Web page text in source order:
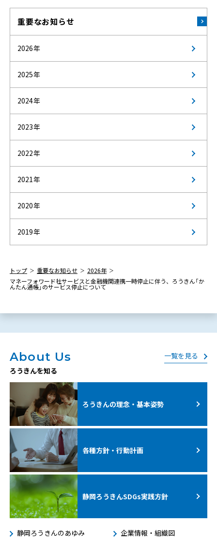
重要なお知らせ
2026年
2025年
2024年
2023年
2022年
2021年
2020年
2019年
トップ 重要なお知らせ
2026年
マネーフォワード社サービスと金融機関連携一時停止に伴う、ろうきん「か
んたん通帳」のサービス停止について
About Us
ろうきんを知る
一覧を見る
ろうきんの理念・基本姿勢
各種方針・行動計画
静岡ろうきんSDGs実践方針
静岡ろうきんのあゆみ
企業情報・組織図